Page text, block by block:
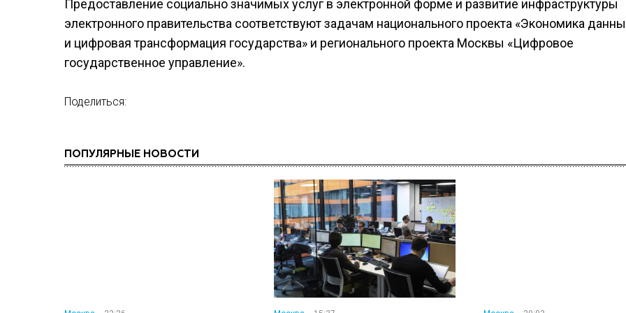
Предоставление социально значимых услуг в электронной форме и развитие инфраструктуры
электронного правительства соответствуют задачам национального проекта «Экономика
и цифровая трансформация государства» и регионального проекта Москвы «Цифровое
государственное управление».
Поделиться:
ПОПУЛЯРНЫЕ НОВОСТИ